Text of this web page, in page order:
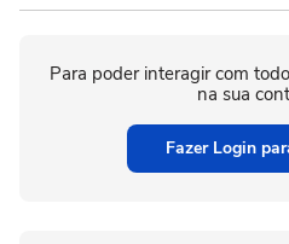
Para poder interagir com
na sua
Fazer Login